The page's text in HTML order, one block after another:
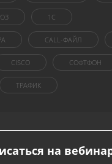
1C
CALL-ФАЙЛ
CISCO СОФТФОН
ТРАФИК
на